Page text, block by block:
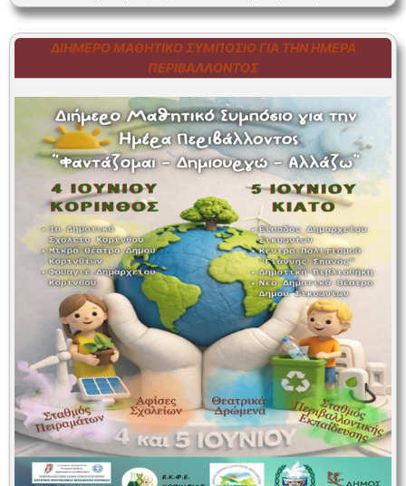
ΔΙΉΜΕΡΟ ΜΑΘΗΤΙΚΌ ΣΥΜΠΌΣΙΟ ΓΙΑ ΤΗΝ ΗΜΈΡΑ
ΠΕΡΙΒΆΛΛΟΝΤΟΣ